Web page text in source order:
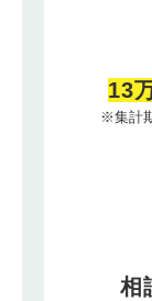
13
集計
相